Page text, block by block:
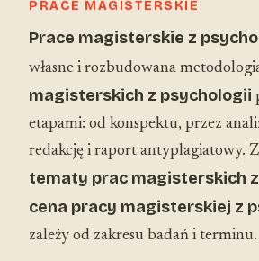
PRACE MAGISTERSKIE
Prace magisterskie z
własne i rozbudowana
magisterskich z psychologii
etapami: od konspektu, przez
redakcję i raport antyplagiatowy.
tematy prac magisterskich
cena pracy magisterskiej z
zależy od zakresu badań i terminu.